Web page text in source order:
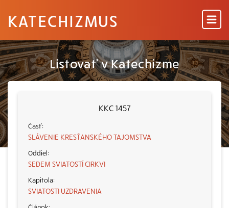
KATECHIZMUS
Listovať v Katechizme
KKC 1457
SLÁVENIE KRESŤANSKÉHO TAJOMSTVA
SEDEM SVIATOSTÍ CIRKVI
SVIATOSTI UZDRAVENIA